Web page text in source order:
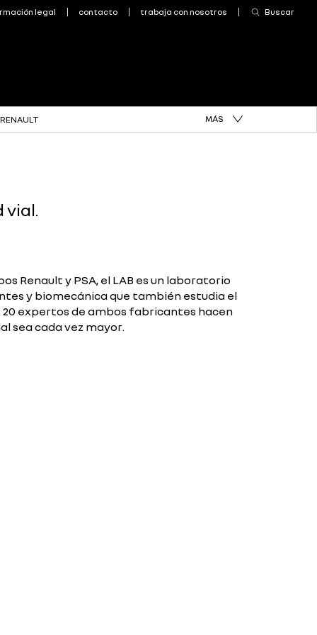
MÁS
vial.
Renault y PSA, el LAB es un laboratorio
y biomecánica que también estudia el
expertos de ambos fabricantes hacen
sea cada vez mayor.